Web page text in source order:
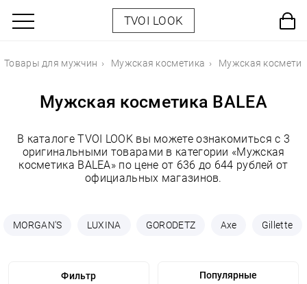
TVOI LOOK
Товары для мужчин Мужская косметика Мужская
Мужская косметика BALEA
В каталоге TVOI LOOK вы можете ознакомиться с 3
оригинальными товарами в категории «Мужская
косметика BALEA» по цене от 636 до 644 рублей от
официальных магазинов.
MORGAN'S LUXINA GORODETZ Axe Gillette
Фильтр